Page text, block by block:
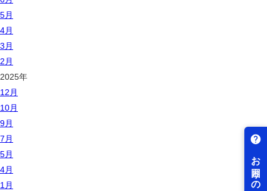
5月
4月
3月
2月
2025年
12月
10月
9月
7月
5月
4月
1月